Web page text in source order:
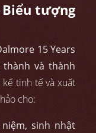
Biểu tượng
15 Years
và thành
kế tinh tế và xuất
cho:
sinh nhật